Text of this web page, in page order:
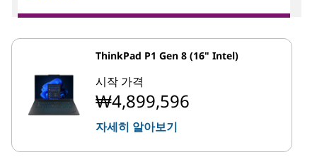
ThinkPad P1 Gen 8 (16" Intel)
시작 가격
₩4,899,596
자세히 알아보기